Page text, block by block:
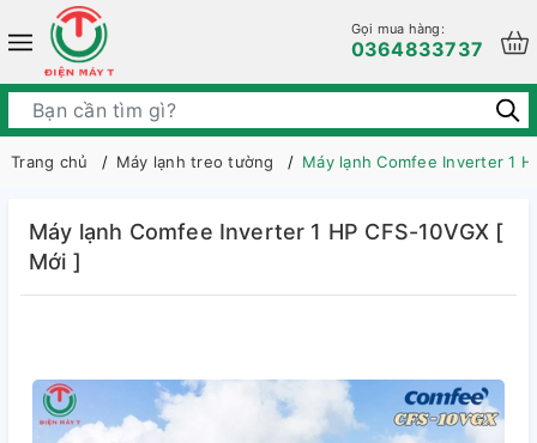
Gọi mua hàng:
0364833737
Trang chủ Máy lạnh treo tường Máy lạnh Comfee Inverter 1
Máy lạnh Comfee Inverter 1 HP CFS-10VGX [
Mới ]